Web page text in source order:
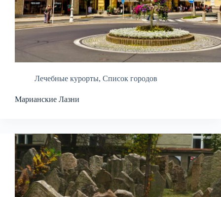
Лечебные курорты, Список городов
Марианские Лазни